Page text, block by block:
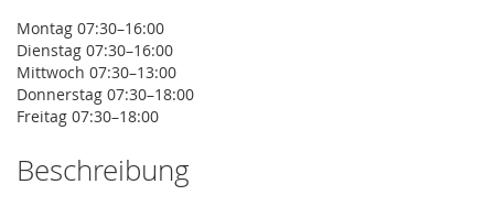
Montag 07:30–16:00
Dienstag 07:30–16:00
Mittwoch 07:30–13:00
Donnerstag 07:30–18:00
Freitag 07:30–18:00
Beschreibung